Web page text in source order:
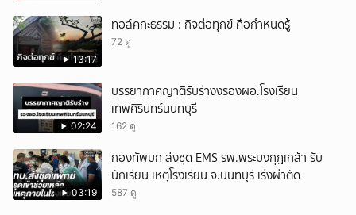
13:17
ทอล์คกะธรรม : กิจต่อทุกข์ คือกำหนดรู้
72 ดู
02:24
บรรยากาศญาติรับร่างงรองผอ.โรงเรียน
เทพศิรินทร์นนทบุรี
162 ดู
03:19
กองทัพบก ส่งชุด EMS รพ.พระมงกุฎเกล้า รับ
นักเรียน เหตุโรงเรียน จ.นนทบุรี เร่งผ่าตัด
587 ดู